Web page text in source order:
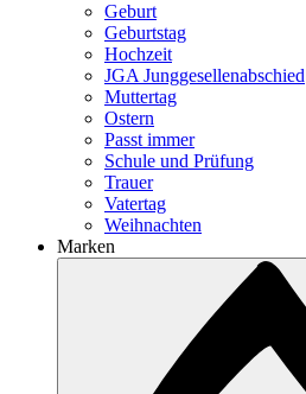
Geburt
Geburtstag
Hochzeit
JGA Junggesellenabschied
Muttertag
Ostern
Passt immer
Schule und Prüfung
Trauer
Vatertag
Weihnachten
Marken